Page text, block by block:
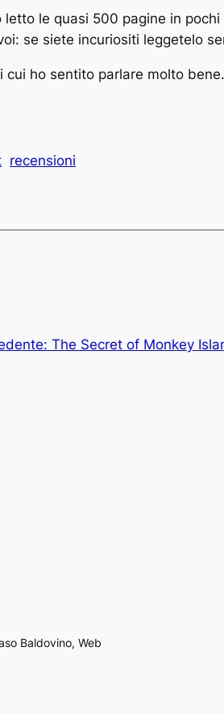
letto le quasi 500 pagine in
se siete incuriositi leggetelo
cui ho sentito parlare molto
recensioni
The Secret of Monkey
Baldovino, Web